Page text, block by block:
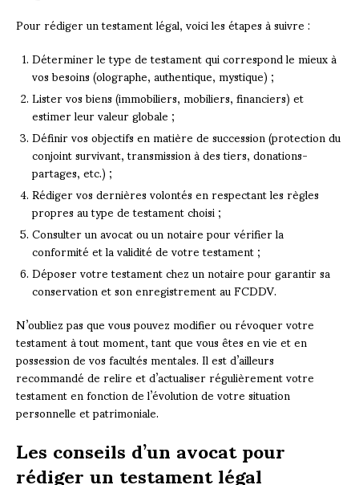
Pour rédiger un testament légal, voici les étapes à suivre :
Déterminer le type de testament qui correspond le mieux à
vos besoins (olographe, authentique, mystique) ;
Lister vos biens (immobiliers, mobiliers, financiers) et
estimer leur valeur globale ;
Définir vos objectifs en matière de succession (protection du
conjoint survivant, transmission à des tiers, donations-
partages, etc.) ;
Rédiger vos dernières volontés en respectant les règles
propres au type de testament choisi ;
Consulter un avocat ou un notaire pour vérifier la
conformité et la validité de votre testament ;
Déposer votre testament chez un notaire pour garantir sa
conservation et son enregistrement au FCDDV.
N’oubliez pas que vous pouvez modifier ou révoquer votre
testament à tout moment, tant que vous êtes en vie et en
possession de vos facultés mentales. Il est d’ailleurs
recommandé de relire et d’actualiser régulièrement votre
testament en fonction de l’évolution de votre situation
personnelle et patrimoniale.
Les conseils d’un avocat pour